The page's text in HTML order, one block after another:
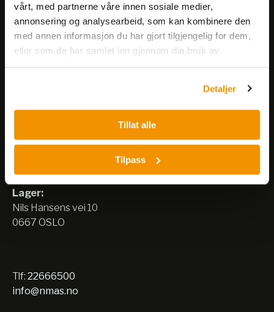
vårt, med partnerne våre innen sosiale medier,
annonsering og analysearbeid, som kan kombinere den
med annen informasjon du har gjort tilgjengelig for dem,
eller som de har samlet inn gjennom din bruk av
Detaljer
Tillat alle
Tilpass
Meld på nyhetsbrev
Besøksadresse:
0667 OSLO
Lager:
Nils Hansens vei 10
0667 OSLO
Tlf: 22666500
info@nmas.no